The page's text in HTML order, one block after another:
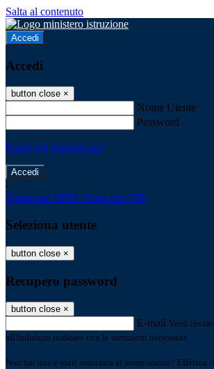
Salta al contenuto
Accedi
Accedi
button close ×
Nome Utente
Password
Password dimenticata?
-
Entra con SPID Entra con CIE
Seleziona utente
button close ×
Recupero password
button close ×
E-mail Verrà
all'indirizzo indicato con le istruzioni necessarie.
Non hai una e-mail associata al nome utente? Effettua